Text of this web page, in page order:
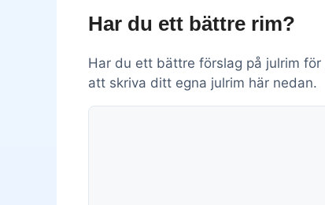
Har du ett bättre rim?
Har du ett bättre förslag på julrim för
att skriva ditt egna julrim här nedan.
Kommentar